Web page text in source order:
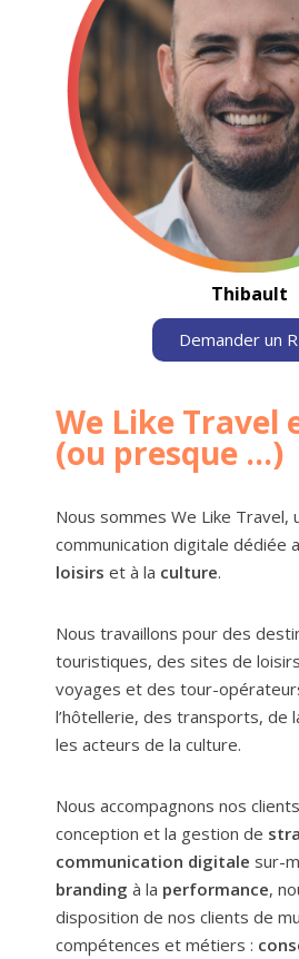
Thibault
Demander un
We Like Travel
(ou presque ...)
Nous sommes We Like Travel,
communication digitale dédiée
loisirs et à la culture.
Nous travaillons pour des
touristiques, des sites de
voyages et des tour-
l’hôtellerie, des transports, de
les acteurs de la culture.
Nous accompagnons nos
conception et la gestion de
communication digitale sur-
branding à la performance,
disposition de nos clients de
compétences et métiers :